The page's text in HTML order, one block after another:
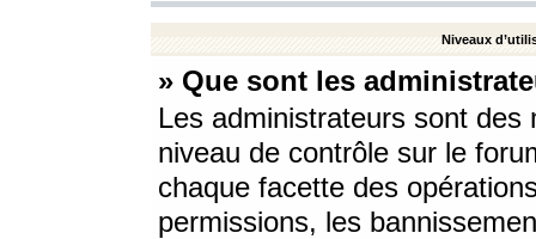
Niveaux
» Que sont les
Les administrateurs sont
niveau de contrôle sur le
chaque facette des
permissions, les